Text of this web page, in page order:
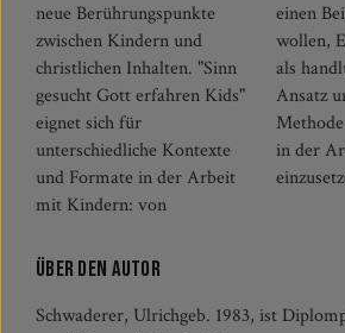
neue Berührungspunkte
zwischen Kindern und
christlichen Inhalten. "Sinn
gesucht Gott erfahren Kids"
eignet sich für
unterschiedliche Kontexte
und Formate in der Arbeit
mit Kindern: von
einen Beitrag dazu leisten
wollen, Erlebnispädagogik
als handlungsorientierten
Ansatz und qualitative
Methode der Verkündigung
in der Arbeit mit Kindern
Über den Autor
Schwaderer, Ulrichgeb. 1983, ist